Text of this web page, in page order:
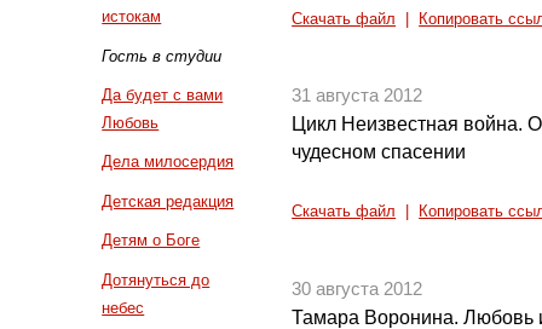
истокам
Гость в студии
Да будет с вами
Любовь
Дела милосердия
Детская редакция
Детям о Боге
Дотянуться до
небес
Скачать файл Копировать
31 августа 2012
Цикл Неизвестная война.
чудесном спасении
Скачать файл Копировать
30 августа 2012
Тамара Воронина. Любовь